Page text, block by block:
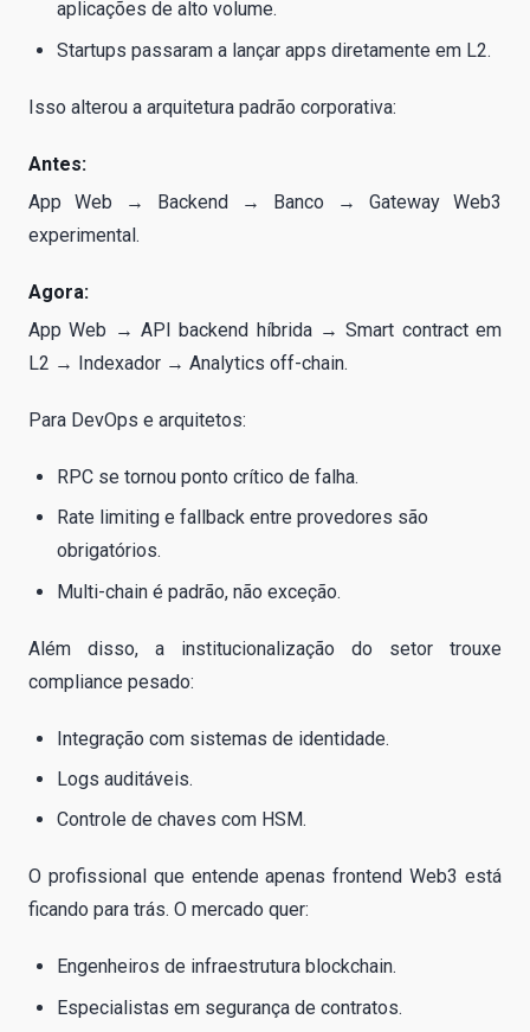
aplicações de alto volume.
Startups passaram a lançar apps diretamente em L2.
Isso alterou a arquitetura padrão corporativa:
Antes:
App Web → Backend → Banco → Gateway Web3
experimental.
Agora:
App Web → API backend híbrida → Smart contract em
L2 → Indexador → Analytics off-chain.
Para DevOps e arquitetos:
RPC se tornou ponto crítico de falha.
Rate limiting e fallback entre provedores são
obrigatórios.
Multi-chain é padrão, não exceção.
Além disso, a institucionalização do setor trouxe
compliance pesado:
Integração com sistemas de identidade.
Logs auditáveis.
Controle de chaves com HSM.
O profissional que entende apenas frontend Web3 está
ficando para trás. O mercado quer:
Engenheiros de infraestrutura blockchain.
Especialistas em segurança de contratos.